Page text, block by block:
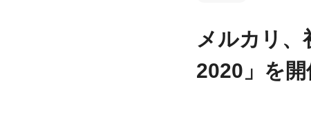
メルカリ
2020」を開